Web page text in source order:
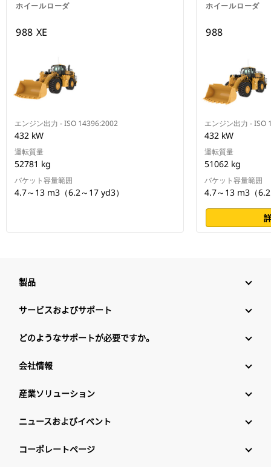
ホイールローダ
988 XE
エンジン出力 - ISO 14396:2002
432 kW
運転質量
52781 kg
バケット容量範囲
4.7～13 m3（6.2～17 yd3）
ホイールローダ
988
エンジン出力 - ISO
432 kW
運転質量
51062 kg
バケット容量範囲
4.7～13 m3（
製品
サービスおよびサポート
どのようなサポートが必要ですか。
会社情報
産業ソリューション
ニュースおよびイベント
コーポレートページ